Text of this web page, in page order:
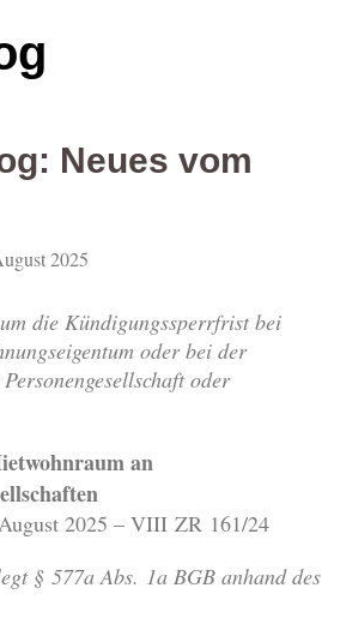
Neues vom
2025
die Kündigungssperrfrist bei
oder bei der
oder
an
2025 – VIII ZR 161/24
§ 577a Abs. 1a BGB anhand des